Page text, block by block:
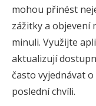
mohou přinést
zážitky a objevení
minuli. Využijte
aktualizují
často vyjednávat
poslední chvíli.